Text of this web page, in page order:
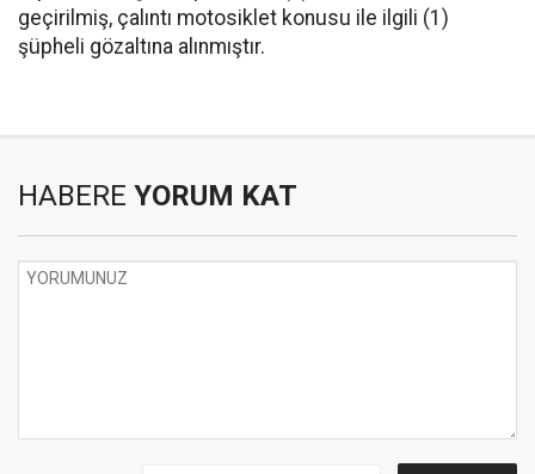
geçirilmiş, çalıntı motosiklet konusu ile ilgili (1)
şüpheli gözaltına alınmıştır.
HABERE YORUM KAT